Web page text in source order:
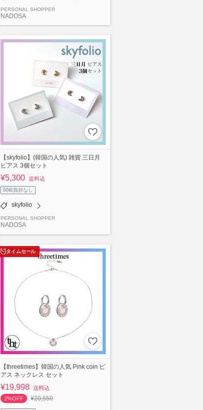
PERSONAL SHOPPER
NADOSA
【skyfolio】(韓国の人気) 雑貨 三日月
ピアス 3個セット
¥5,300 送料込
関税負担なし
skyfolio
PERSONAL SHOPPER
NADOSA
タイムセール
【threetimes】韓国の人気 Pink coin ピ
アス ネックレス セット
¥19,998 送料込
2%OFF
¥20,550